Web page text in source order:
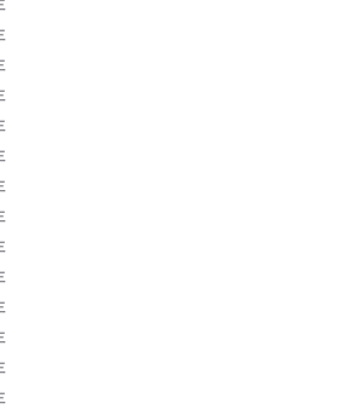
(1)
(2)
(2)
(1)
(1)
(1)
(1)
(1)
(1)
(1)
(1)
(1)
(1)
(1)
(1)
(1)
(1)
(1)
(1)
(1)
(1)
(1)
(1)
(1)
(1)
(1)
(1)
(1)
(1)
(1)
(1)
(1)
(1)
(1)
(1)
(1)
(1)